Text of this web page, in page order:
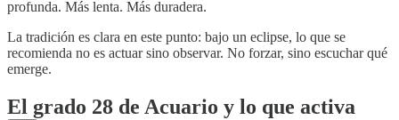
profunda. Más lenta. Más duradera.
La tradición es clara en este punto: bajo un eclipse, lo que se
recomienda no es actuar sino observar. No forzar, sino escuchar qué
emerge.
El grado 28 de Acuario y lo que activa